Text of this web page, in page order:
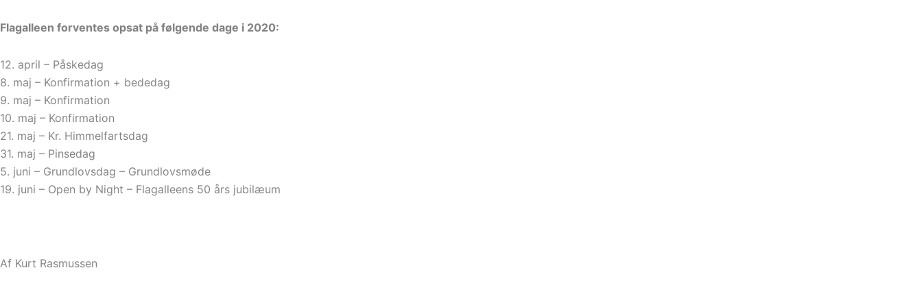
Flagalleen forventes opsat på følgende dage i 2020:
12. april – Påskedag
8. maj – Konfirmation + bededag
9. maj – Konfirmation
10. maj – Konfirmation
21. maj – Kr. Himmelfartsdag
31. maj – Pinsedag
5. juni – Grundlovsdag – Grundlovsmøde
19. juni – Open by Night – Flagalleens 50 års jubilæum
Af Kurt Rasmussen